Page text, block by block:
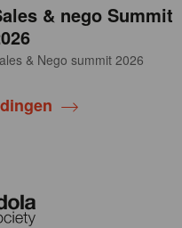
& nego Summit
& Nego summit 2026